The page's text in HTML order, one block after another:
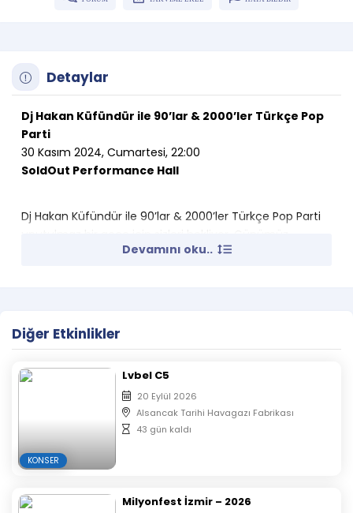
Detaylar
Dj Hakan Küfündür ile 90’lar & 2000’ler Türkçe Pop
Parti
30 Kasım 2024, Cumartesi, 22:00
SoldOut Performance Hall
Dj Hakan Küfündür ile 90’lar & 2000’ler Türkçe Pop Parti
şarkılarını değil de hala eski müziklerle dans etmeyi
Devamını oku..
Diğer Etkinlikler
KONSER
Lvbel C5
20 Eylül 2026
Alsancak Tarihi Havagazı Fabrikası
43 gün kaldı
Milyonfest İzmir – 2026